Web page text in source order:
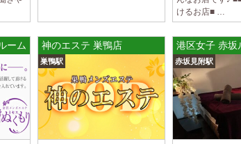
やる気のあるセ
ます…
2025/04/04[渋谷
LoveCHU (ラ
やる気のあるセ
人気セラピス
ます…
けるお店■ …
ーム 神のエステ 巣鴨店
巣鴨駅
港区女子 赤坂
赤坂見附駅